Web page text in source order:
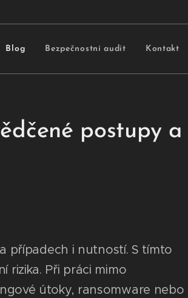
Blog Bezpečnostní audit Kontakt
postupy a
případech i nutností. S tímto
rizika. Při práci mimo
útoky, ransomware nebo